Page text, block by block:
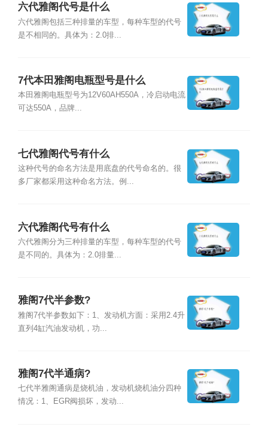
六代雅阁代号是什么
六代雅阁包括三种排量的车型，每种车型的代号
是不相同的。具体为：2.0排...
7代本田雅阁电瓶型号是什么
本田雅阁电瓶型号为12V60AH550A，冷启动电流
可达550A，品牌...
七代雅阁代号有什么
这种代号的命名方法是用底盘的代号命名的。很
多厂家都采用这种命名方法。例...
六代雅阁代号有什么
六代雅阁分为三种排量的车型，每种车型的代号
是不同的。具体为：2.0排量...
雅阁7代半参数?
雅阁7代半参数如下：1、发动机方面：采用2.4升
直列4缸汽油发动机，功...
雅阁7代半通病?
七代半雅阁通病是烧机油，发动机烧机油分四种
情况：1、EGR阀损坏，发动...